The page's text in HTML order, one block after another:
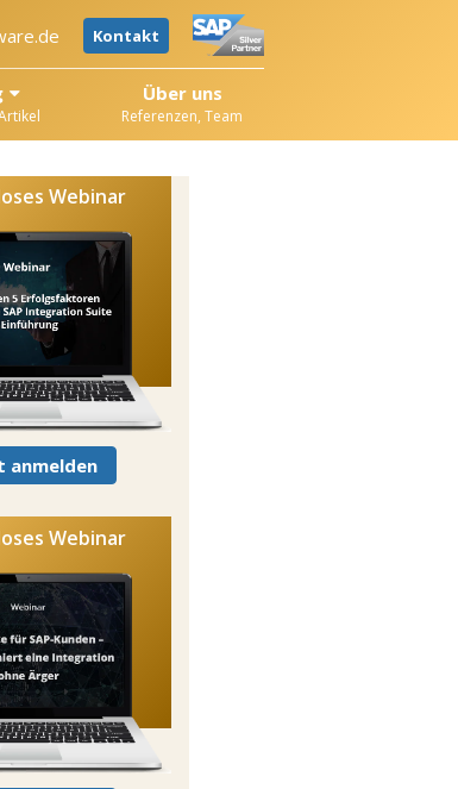
Kontakt
Über uns
Referenzen, Team
Webinar
anmelden
Webinar